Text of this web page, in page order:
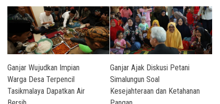
Ganjar Wujudkan Impian
Warga Desa Terpencil
Tasikmalaya Dapatkan Air
Ganjar Ajak Diskusi Petani
Simalungun Soal
Kesejahteraan dan Ketahanan